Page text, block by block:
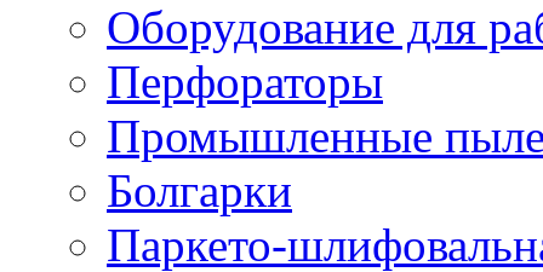
Оборудование для
Перфораторы
Промышленные
Болгарки
Паркето-